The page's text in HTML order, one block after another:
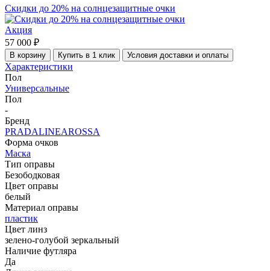
Скидки до 20% на солнцезащитные очки
Акция
57 000 ₽
В корзину Купить в 1 клик Условия доставки и оплаты
Характеристики
Пол
Универсальные
Пол
-
Бренд
PRADALINEAROSSA
Форма очков
Маска
Тип оправы
Безободковая
Цвет оправы
белый
Материал оправы
пластик
Цвет линз
зелено-голубой зеркальный
Наличие футляра
Да